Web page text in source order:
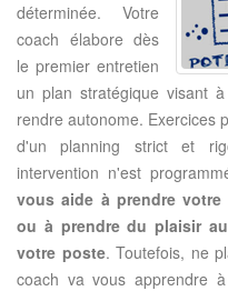
déterminée. Votre
coach élabore dès
le premier entretien
un plan stratégique visant
rendre autonome. Exercices
d'un planning strict et
intervention n'est
vous aide à prendre
ou à prendre du plaisir
votre poste. Toutefois, ne
coach va vous apprendre